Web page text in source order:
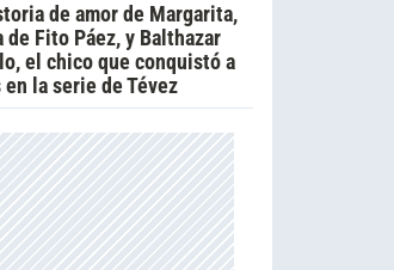
de amor de Margarita,
de Fito Páez, y Balthazar
el chico que conquistó a
la serie de Tévez